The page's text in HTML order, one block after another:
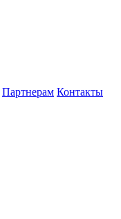
Партнерам Контакты